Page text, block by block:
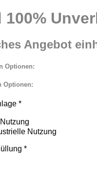
Angebot
Optionen:
Optionen:
*
Nutzung
*